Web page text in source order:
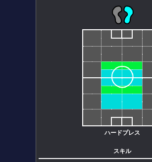
ハードプレス
スキル